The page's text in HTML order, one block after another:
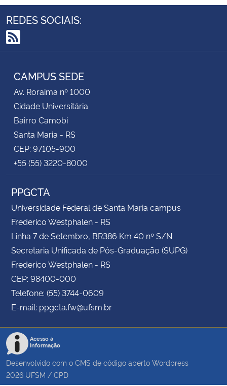
REDES SOCIAIS:
RSS
CAMPUS SEDE
Av. Roraima nº 1000
Cidade Universitária
Bairro Camobi
Santa Maria - RS
CEP: 97105-900
+55 (55) 3220-8000
PPGCTA
Universidade Federal de Santa Maria campus
Frederico Westphalen - RS
Linha 7 de Setembro, BR386 Km 40 nº S/N
Secretaria Unificada de Pós-Graduação (SUPG)
Frederico Westphalen - RS
CEP: 98400-000
Telefone: (55) 3744-0609
E-mail: ppgcta.fw@ufsm.br
Acesso à
Informação
Desenvolvido com o CMS de código aberto Wordpress
2026 UFSM / CPD